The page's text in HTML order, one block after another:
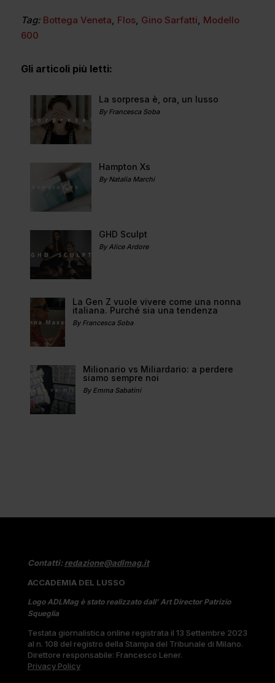
Tag: Bottega Veneta Flos, Gino Sarfatti Modello
600
Gli articoli più letti:
La sorpresa è, ora, un lusso
By Francesca Soba
Hampton Xs
By Natalia Marchi
GHD Sculpt
By Alice Ardore
La Gen Z vuole vivere come una nonna
italiana. Purché sia una tendenza
By Francesca Soba
Milionario vs Miliardario: a perdere
siamo sempre noi
By Emma Sabatini
Contatti:redazione@adlmag.it
ACCADEMIA DEL LUSSO
Logo ADLMag è stato realizzato dall’ Art Director Patrizio
Squeglia
Testata giornalistica online registrata il 13 Settembre 2023
al n. 108 del registro della Stampa del Tribunale di Milano.
Direttore responsabile: Francesco Lener.
Privacy Policy